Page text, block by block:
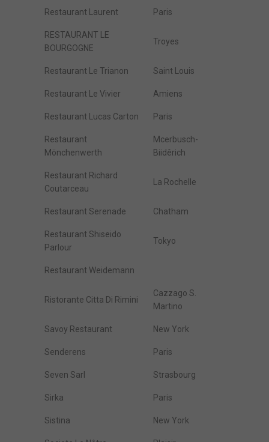
Restaurant Laurent Paris
RESTAURANT LE
BOURGOGNE
Troyes
Restaurant Le Trianon Saint Louis
Restaurant Le Vivier Amiens
Restaurant Lucas Carton Paris
Restaurant
Mönchenwerth
Mcerbusch-
Biidêrich
Restaurant Richard
Coutarceau
La Rochelle
Restaurant Serenade Chatham
Restaurant Shiseido
Parlour
Tokyo
Restaurant Weidemann
Ristorante Citta Di Rimini
Cazzago S.
Martino
Savoy Restaurant New York
Senderens Paris
Seven Sarl Strasbourg
Sirka Paris
Sistina New York